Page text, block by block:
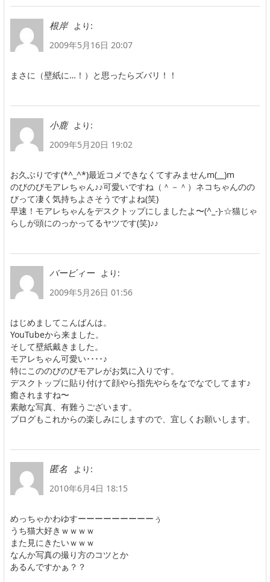
根岸
より:
2009年5月16日 20:07
まさに（壁紙に…！）と思ったらズバリ！！
小鹿
より:
2009年5月20日 19:02
お久ぶりです(*^_^*)最近コメできなくてすみませんm(__)m
のびのびモアレちゃん♪♪可愛いですね（＾－＾）ネコちゃんのの
びって凄く気持ちよさそうですよね(笑)
早速！モアレちゃんをデスクトップにしましたよ〜(^_-)-☆猫じゃ
らしが頭にのっかってるヤツです(笑)♪♪
バービィー
より:
2009年5月26日 01:56
はじめましてこんばんは。
YouTubeから来ました。
そして壁紙戴きました。
モアレちゃん可愛い････♪
特にこののびのびモアレがお気に入りです。
デスクトップに貼り付けて顔やら指先やらをなでなでしてます♪
癒されますね〜
素敵な写真、有難うございます。
ブログもこれからの楽しみにしますので、宜しくお願いします。
匿名
より:
2010年6月4日 18:15
めっちゃかわゆすーーーーーーーーーぅ
うち猫大好きｗｗｗｗ
また見にきたいｗｗｗ
なんか写真の撮り方のコツとか
あるんですかぁ？？